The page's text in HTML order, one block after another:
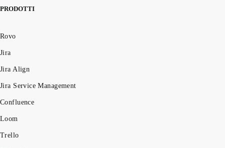
PRODOTTI
Rovo
Jira
Jira Align
Jira Service Management
Confluence
Loom
Trello